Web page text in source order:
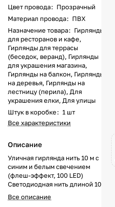
Цвет провода: Прозрачный
Материал провода: ПВХ
Назначение товара: Гирлянды
для ресторанов и кафе,
Гирлянды для террасы
(беседок, веранд), Гирлянды
для украшения магазина,
Гирлянды на балкон, Гирлянды
на деревья, Гирлянды на
лестницу (перила), Для
украшения елки, Для улицы
Штук в коробке: 1 шт
Все характеристики
Описание
Уличная гирлянда нить 10 м с
синим и белым свечением
(флеш-эффект, 100 LED)
Светодиодная нить длиной 10
метров и с 100 LED сочетает
глубокое синее свечение и
Все описание